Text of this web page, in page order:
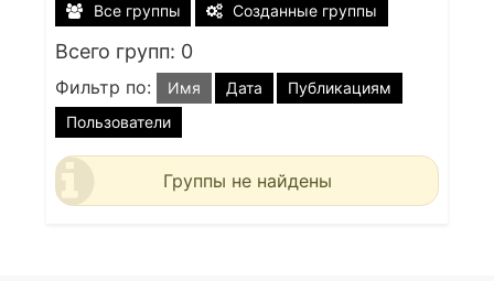
Все группы Созданные группы
Всего групп: 0
Фильтр по: Имя Дата
Публикациям
Пользователи
Группы не найдены